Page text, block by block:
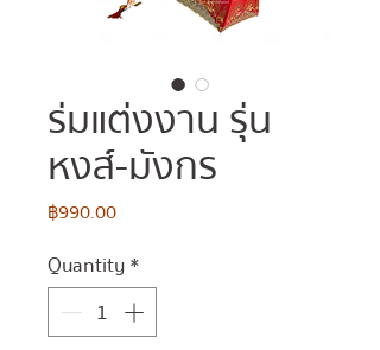
ร่มแต่งงาน รุ่น
หงส์-มังกร
฿990.00Price
Quantity*